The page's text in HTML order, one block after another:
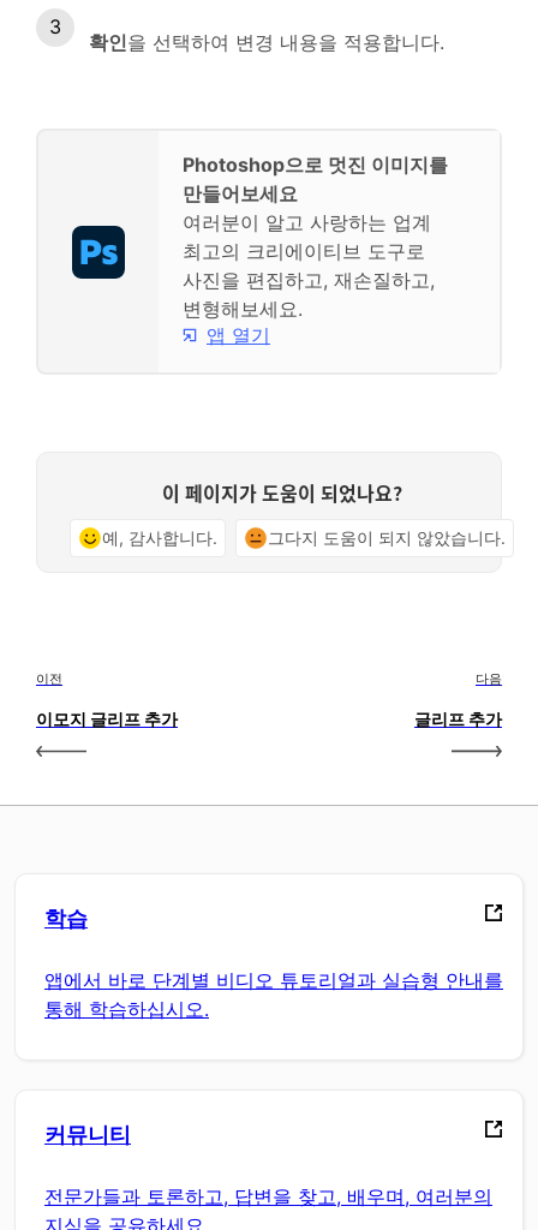
확인을 선택하여 변경 내용을 적용합니다.
Photoshop으로 멋진 이미지를
만들어보세요
여러분이 알고 사랑하는 업계
최고의 크리에이티브 도구로
사진을 편집하고, 재손질하고,
변형해보세요.
앱 열기
이 페이지가 도움이 되었나요?
예, 감사합니다. 그다지 도움이 되지 않았습니다.
이전
이모지 글리프 추가
다음
글리프 추가
학습
앱에서 바로 단계별 비디오 튜토리얼과 실습형 안내를
통해 학습하십시오.
커뮤니티
전문가들과 토론하고, 답변을 찾고, 배우며, 여러분의